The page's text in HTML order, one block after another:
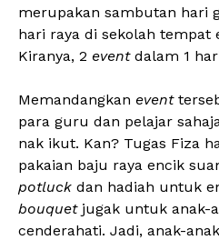
merupakan sambutan hari
hari raya di sekolah tempat
Kiranya, 2 eventdalam 1
Memandangkan event
para guru dan pelajar
nak ikut. Kan? Tugas Fiza
pakaian baju raya encik
potluck dan hadiah untuk
bouquetjugak untuk anak-
cenderahati. Jadi, anak-